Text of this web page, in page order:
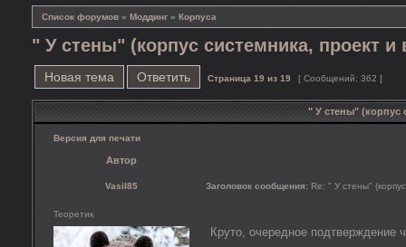
Список форумов » Моддинг » Корпуса
" У стены" (корпус системника, проект
Новая тема Ответить Страница 19 из 19 [ Сообщений: 362 ]
" У стены" (корпус
Версия для печати
Автор
Vasil85 Заголовок сообщения: Re: " У стены"
Теоретик
Круто, очередное подтверждение